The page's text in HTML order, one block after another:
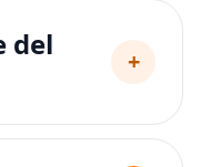
del
+